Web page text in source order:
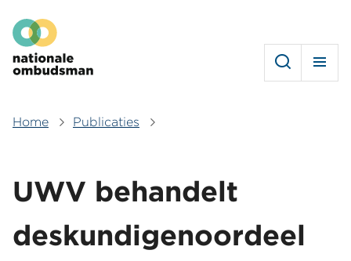
en
naar
de
gaan
Hoofdmenu
Home Publicaties
UWV behandelt
deskundigenoordeel